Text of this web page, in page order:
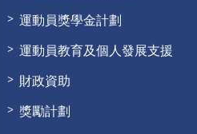
運動員獎學金計劃
運動員教育及個人發展支援
財政資助
獎勵計劃